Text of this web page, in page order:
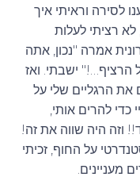
לסירה וראיתי איך
רציתי לעלות
אמרה "נכון, אתה
ישבתי. ואז
את הרגליים שלי על
כדי להרים אותי,
וזה היה שווה את זה!
על החוף, זכיתי
מעניינים.